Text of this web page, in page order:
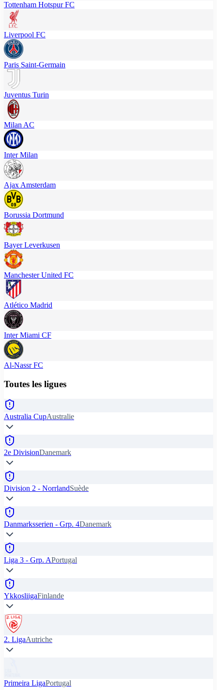
Tottenham Hotspur FC
Liverpool FC
Paris Saint-Germain
Juventus Turin
Milan AC
Inter Milan
Ajax Amsterdam
Borussia Dortmund
Bayer Leverkusen
Manchester United FC
Atlético Madrid
Inter Miami CF
Al-Nassr FC
Toutes les ligues
Australia CupAustralie
2e DivisionDanemark
Division 2 - NorrlandSuède
Danmarksserien - Grp. 4Danemark
Liga 3 - Grp. APortugal
YkkosliigaFinlande
2. LigaAutriche
Primeira LigaPortugal